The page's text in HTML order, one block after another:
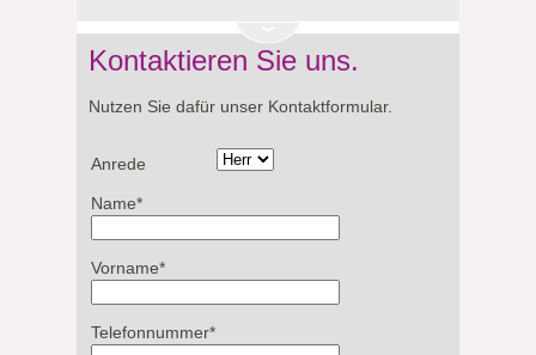
Kontaktieren Sie uns.
Nutzen Sie dafür unser Kontaktformular.
Anrede
Name*
Vorname*
Telefonnummer*